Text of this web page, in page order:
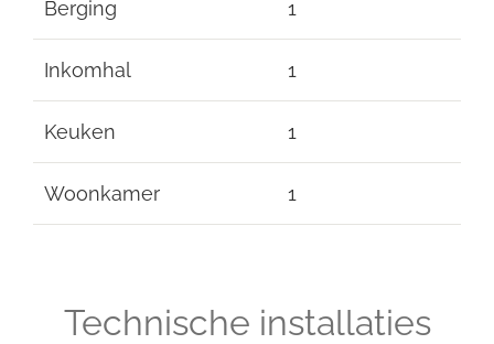
Technische installaties
Berging 1
Inkomhal 1
Keuken 1
Woonkamer 1